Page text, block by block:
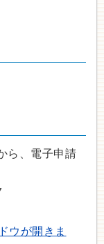
ら、電子申請
ウが開きま